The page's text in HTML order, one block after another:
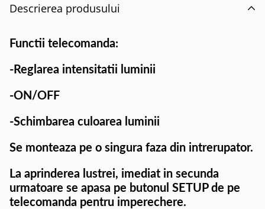
Descrierea produsului
Functii telecomanda:
-Reglarea intensitatii luminii
-ON/OFF
-Schimbarea culoarea luminii
Se monteaza pe o singura faza din intrerupator.
La aprinderea lustrei, imediat in secunda
urmatoare se apasa pe butonul SETUP de pe
telecomanda pentru imperechere.